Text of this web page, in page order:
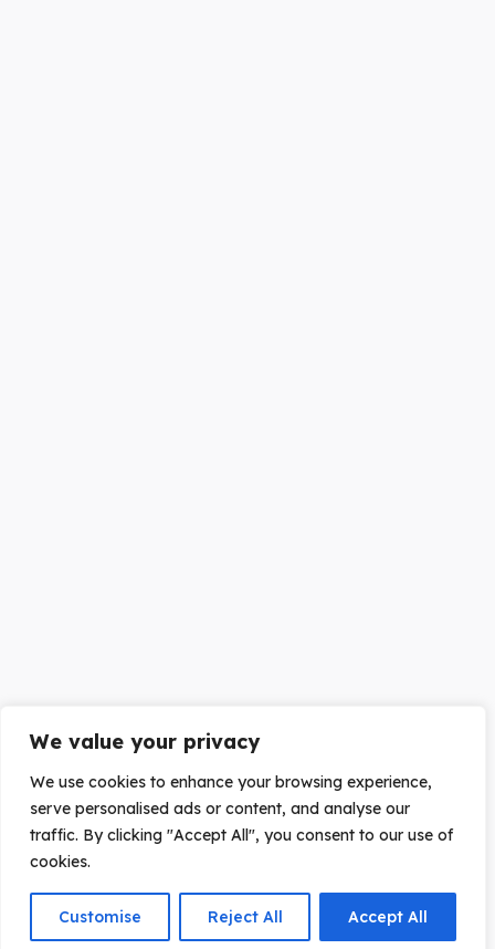
We value your privacy
We use cookies to enhance your browsing experience,
serve personalised ads or content, and analyse our
traffic. By clicking "Accept All", you consent to our use of
cookies.
Customise Reject All Accept All